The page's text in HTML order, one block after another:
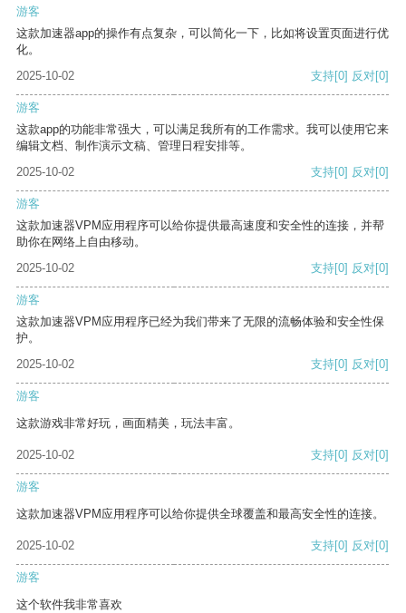
游客
这款加速器app的操作有点复杂，可以简化一下，比如将设置页面进行优
化。
2025-10-02
支持[0] 反对[0]
游客
这款app的功能非常强大，可以满足我所有的工作需求。我可以使用它来
编辑文档、制作演示文稿、管理日程安排等。
2025-10-02
支持[0] 反对[0]
游客
这款加速器VPM应用程序可以给你提供最高速度和安全性的连接，并帮
助你在网络上自由移动。
2025-10-02
支持[0] 反对[0]
游客
这款加速器VPM应用程序已经为我们带来了无限的流畅体验和安全性保
护。
2025-10-02
支持[0] 反对[0]
游客
这款游戏非常好玩，画面精美，玩法丰富。
2025-10-02 支持[0] 反对[0]
游客
这款加速器VPM应用程序可以给你提供全球覆盖和最高安全性的连接。
2025-10-02 支持[0] 反对[0]
游客
这个软件我非常喜欢